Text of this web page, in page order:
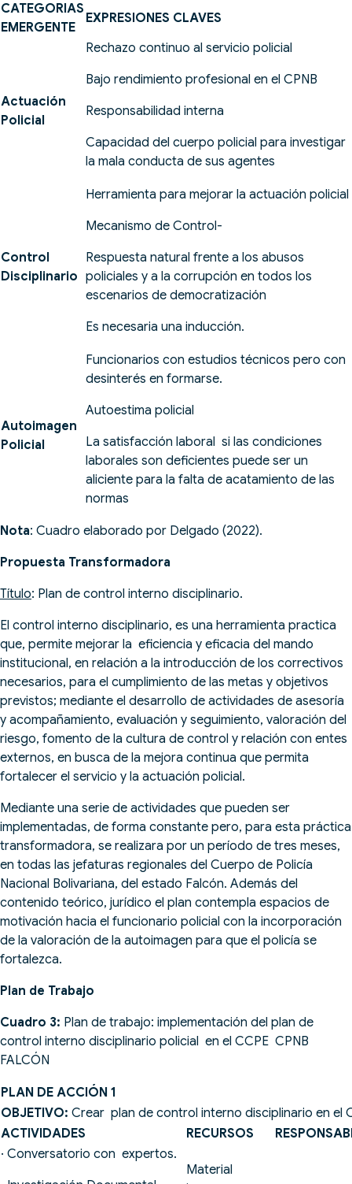
CATEGORIAS
EMERGENTE
EXPRESIONES CLAVES
Actuación
Policial
Rechazo continuo al servicio policial
Bajo rendimiento profesional en el CPNB
Responsabilidad interna
Capacidad del cuerpo policial para investigar
la mala conducta de sus agentes
Control
Disciplinario
Herramienta para mejorar la actuación policial
Mecanismo de Control-
Respuesta natural frente a los abusos
policiales y a la corrupción en todos los
escenarios de democratización
Es necesaria una inducción.
Autoimagen
Policial
Funcionarios con estudios técnicos pero con
desinterés en formarse.
Autoestima policial
La satisfacción laboral si las condiciones
laborales son deficientes puede ser un
aliciente para la falta de acatamiento de las
normas
Nota: Cuadro elaborado por Delgado (2022).
Propuesta Transformadora
Título: Plan de control interno disciplinario.
El control interno disciplinario, es una herramienta practica
que, permite mejorar la eficiencia y eficacia del mando
institucional, en relación a la introducción de los correctivos
necesarios, para el cumplimiento de las metas y objetivos
previstos; mediante el desarrollo de actividades de asesoría
y acompañamiento, evaluación y seguimiento, valoración del
riesgo, fomento de la cultura de control y relación con entes
externos, en busca de la mejora continua que permita
fortalecer el servicio y la actuación policial.
Mediante una serie de actividades que pueden ser
implementadas, de forma constante pero, para esta práctica
transformadora, se realizara por un período de tres meses,
en todas las jefaturas regionales del Cuerpo de Policía
Nacional Bolivariana, del estado Falcón. Además del
contenido teórico, jurídico el plan contempla espacios de
motivación hacia el funcionario policial con la incorporación
de la valoración de la autoimagen para que el policía se
fortalezca.
Plan de Trabajo
Cuadro 3: Plan de trabajo: implementación del plan de
control interno disciplinario policial en el CCPE CPNB
FALCÓN
PLAN DE ACCIÓN 1
OBJETIVO: Crear plan de control interno disciplinario en el
ACTIVIDADES
RECURSOS
· Conversatorio con expertos.
Material